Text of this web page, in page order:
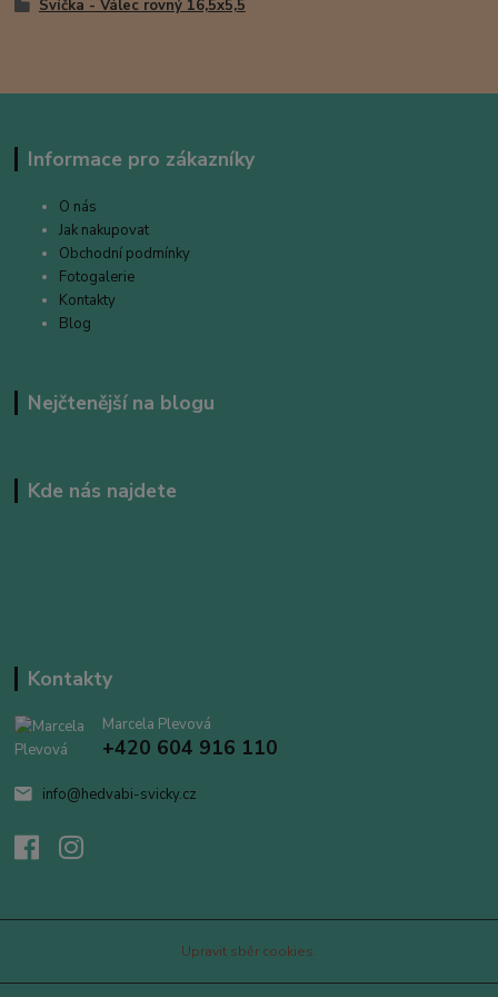
Svíčka - Válec rovný 16,5x5,5
Informace pro zákazníky
O nás
Jak nakupovat
Obchodní podmínky
Fotogalerie
Kontakty
Blog
Nejčtenější na blogu
Kde nás najdete
Kontakty
Marcela Plevová
+420 604 916 110
info@hedvabi-svicky.cz
Upravit sběr cookies.